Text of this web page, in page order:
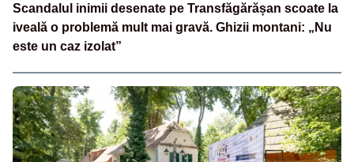
Scandalul inimii desenate pe Transfăgărășan scoate la
iveală o problemă mult mai gravă. Ghizii montani: „Nu
este un caz izolat”